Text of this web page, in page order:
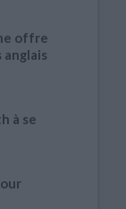
offre
anglais
à se